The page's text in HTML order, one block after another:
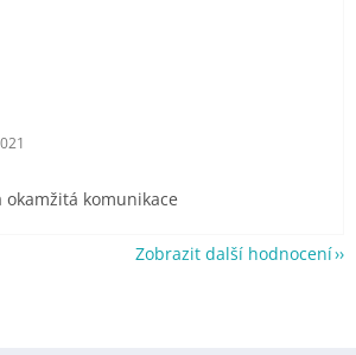
obchodu je 5 z 5 hvězdiček.
okamžitá komunikace
Zobrazit další hodnocení